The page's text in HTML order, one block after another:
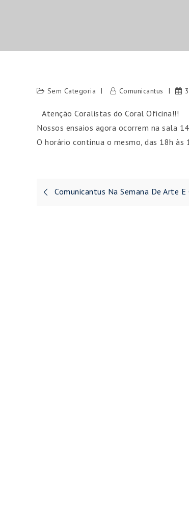
Sem Categoria Comunicantus
Atenção Coralistas do Coral Oficina!!!
Nossos ensaios agora ocorrem na sala
O horário continua o mesmo, das 18h às
Navegação
Comunicantus Na Semana De Arte